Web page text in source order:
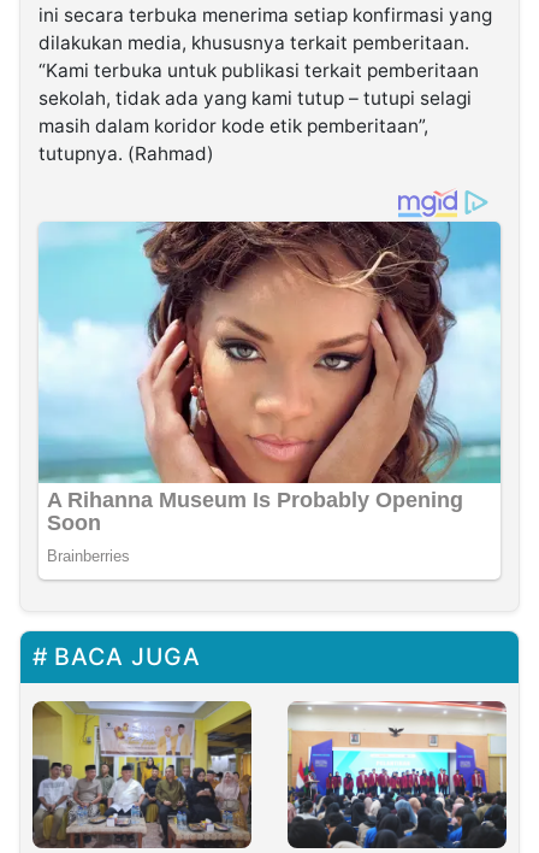
ini secara terbuka menerima setiap konfirmasi yang
dilakukan media, khususnya terkait pemberitaan.
“Kami terbuka untuk publikasi terkait pemberitaan
sekolah, tidak ada yang kami tutup – tutupi selagi
masih dalam koridor kode etik pemberitaan”,
tutupnya. (Rahmad)
BACA JUGA